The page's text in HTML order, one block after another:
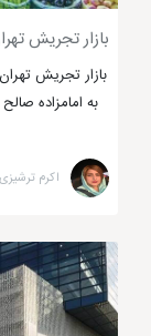
مرکز خرید
دارد که دیگر
اجناس این
شخصی را
شهربازی
قابل
بازار تجریش
بازار تجریش
به امامزاده
اکرم ترشیزی